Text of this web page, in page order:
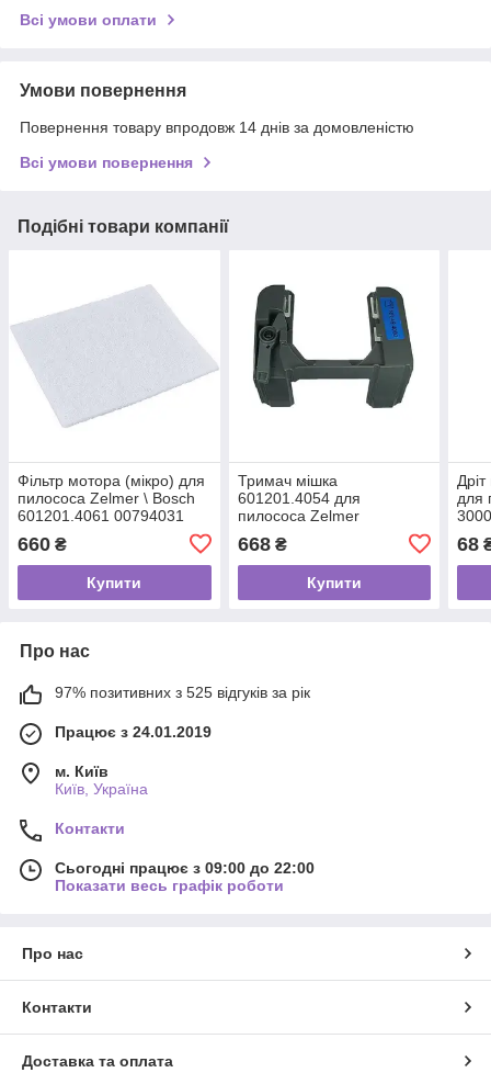
Всі умови оплати
Умови повернення
Повернення товару впродовж 14 днів за домовленістю
Всі умови повернення
Подібні товари компанії
Фільтр мотора (мікро) для
пилососа Zelmer \ Bosch
601201.4061 00794031
660 ₴
Купити
Тримач мішка
601201.4054 для
пилососа Zelmer
668₴
Купити
для
68
Про нас
97% позитивних з 525 відгуків за рік
Працює з 24.01.2019
м. Київ
Київ, Україна
Контакти
Сьогодні працює з 09:00 до 22:00
Показати весь графік роботи
Про нас
Контакти
Доставка та оплата